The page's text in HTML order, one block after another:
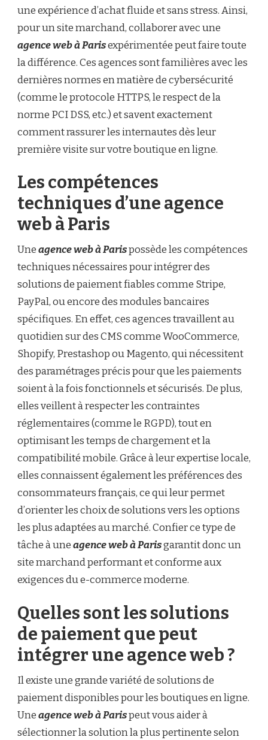
une expérience d’achat fluide et sans stress. Ainsi,
pour un site marchand, collaborer avec une
agence web à Parisexpérimentée peut faire toute
la différence. Ces agences sont familières avec les
dernières normes en matière de cybersécurité
(comme le protocole HTTPS, le respect de la
norme PCI DSS, etc.) et savent exactement
comment rassurer les internautes dès leur
première visite sur votre boutique en ligne.
Les compétences
techniques d’une agence
web à Paris
Uneagence web à Parispossède les compétences
techniques nécessaires pour intégrer des
solutions de paiement fiables comme Stripe,
PayPal, ou encore des modules bancaires
spécifiques. En effet, ces agences travaillent au
quotidien sur des CMS comme WooCommerce,
Shopify, Prestashop ou Magento, qui nécessitent
des paramétrages précis pour que les paiements
soient à la fois fonctionnels et sécurisés. De plus,
elles veillent à respecter les contraintes
réglementaires (comme le RGPD), tout en
optimisant les temps de chargement et la
compatibilité mobile. Grâce à leur expertise locale,
elles connaissent également les préférences des
consommateurs français, ce qui leur permet
d’orienter les choix de solutions vers les options
les plus adaptées au marché. Confier ce type de
tâche à uneagence web à Parisgarantit donc un
site marchand performant et conforme aux
exigences du e-commerce moderne.
Quelles sont les solutions
de paiement que peut
intégrer une agence web ?
Il existe une grande variété de solutions de
paiement disponibles pour les boutiques en ligne.
Uneagence web à Parispeut vous aider à
sélectionner la solution la plus pertinente selon